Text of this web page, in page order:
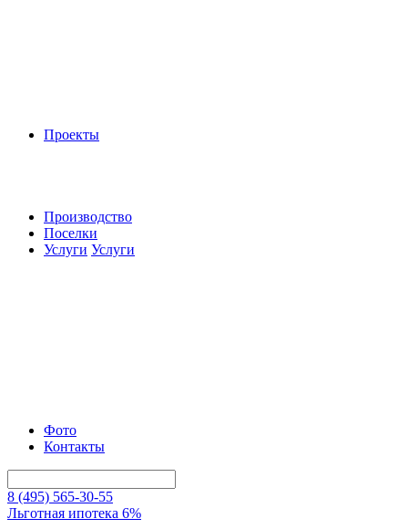
Проекты
Производство
Поселки
Услуги Услуги
Фото
Контакты
8 (495) 565-30-55
Льготная ипотека 6%